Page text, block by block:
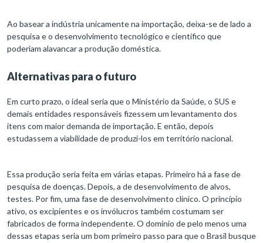
Ao basear a indústria unicamente na importação, deixa-se de lado a
pesquisa e o desenvolvimento tecnológico e científico que
poderiam alavancar a produção doméstica.
Alternativas para o futuro
Em curto prazo, o ideal seria que o Ministério da Saúde, o SUS e
demais entidades responsáveis fizessem um levantamento dos
itens com maior demanda de importação. E então, depois
estudassem a viabilidade de produzi-los em território nacional.
Essa produção seria feita em várias etapas. Primeiro há a fase de
pesquisa de doenças. Depois, a de desenvolvimento de alvos,
testes. Por fim, uma fase de desenvolvimento clínico. O princípio
ativo, os excipientes e os invólucros também costumam ser
fabricados de forma independente. O domínio de pelo menos uma
dessas etapas seria um bom primeiro passo para que o Brasil busque